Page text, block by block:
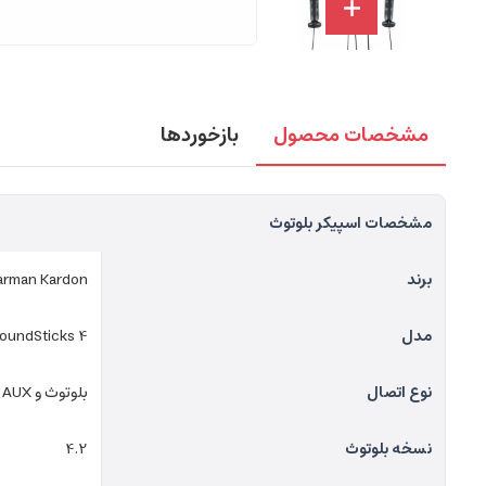
مشخصات محصول بازخوردها
مشخصات اسپیکر بلوتوث
برند Kardon
مدل 4
نوع اتصال بلوتوث و AUX
نسخه بلوتوث 4.2